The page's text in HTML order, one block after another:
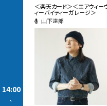
14:00
-
＜楽天カード＞＜エアウィ
ィーバイティーガレージ＞
山下達郎